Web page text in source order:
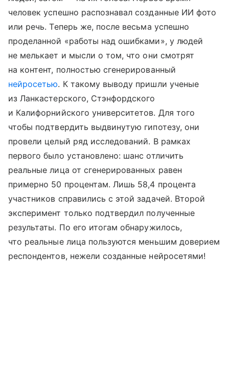
человек успешно распознавал созданные ИИ фото
или речь. Теперь же, после весьма успешно
проделанной «работы над ошибками», у людей
не мелькает и мысли о том, что они смотрят
на контент, полностью сгенерированный
нейросетью. К такому выводу пришли ученые
из Ланкастерского, Стэнфордского
и Калифорнийского университетов. Для того
чтобы подтвердить выдвинутую гипотезу, они
провели целый ряд исследований. В рамках
первого было установлено: шанс отличить
реальные лица от сгенерированных равен
примерно 50 процентам. Лишь 58,4 процента
участников справились с этой задачей. Второй
эксперимент только подтвердил полученные
результаты. По его итогам обнаружилось,
что реальные лица пользуются меньшим доверием
респондентов, нежели созданные нейросетями!